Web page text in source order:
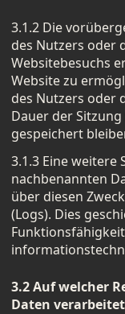
3.1.2 Die
des Nutzers oder
Websitebesuchs
Website zu
des Nutzers oder
Dauer der
gespeichert
3.1.3 Eine weitere
nachbenannten
über diesen
(Logs). Dies
3.2 Auf welcher
Daten